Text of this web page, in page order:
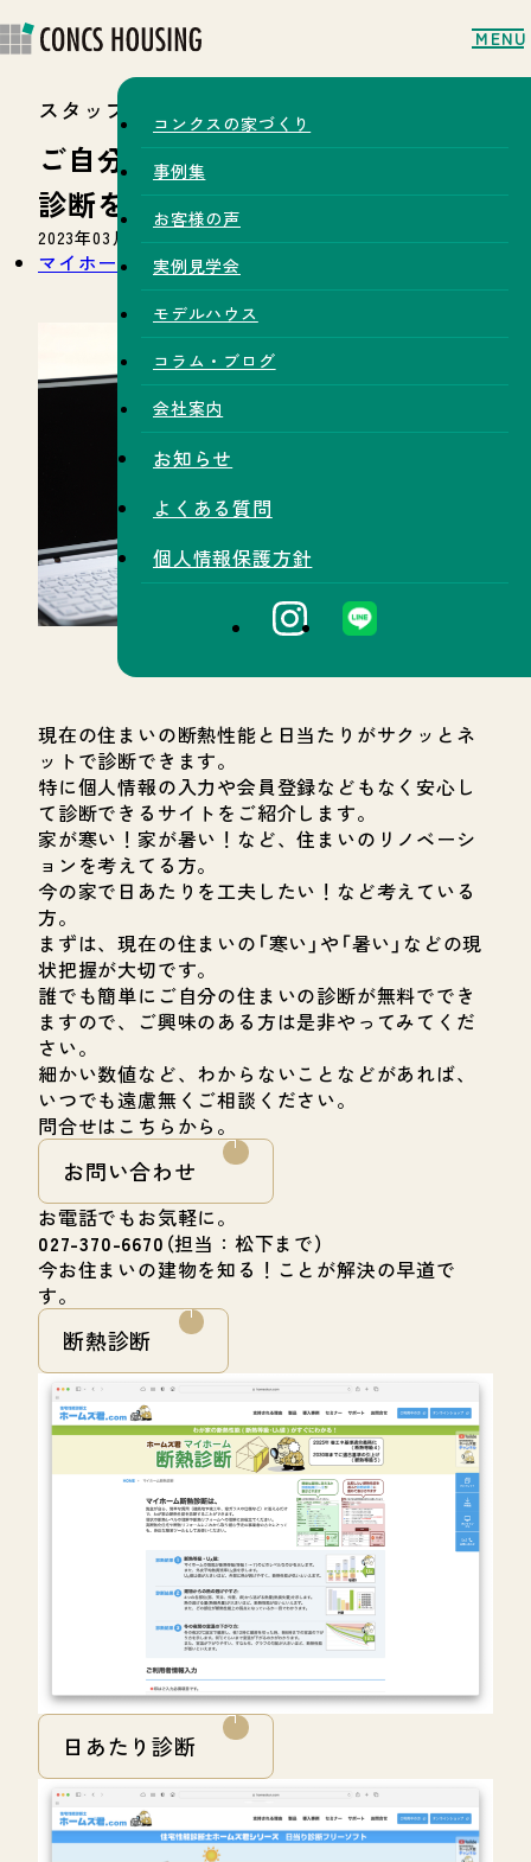
MENU
コンクスの家づくり
事例集
お客様の声
実例見学会
モデルハウス
コラム・ブログ
会社案内
お知らせ
よくある質問
個人情報保護方針
スタッフブログ
ご自分で簡単に出来るマイホーム
診断をしてみませんか？
2023年03月25日
マイホーム診断リノベージョン
現在の住まいの断熱性能と日当たりがサクッとネ
ットで診断できます。
特に個人情報の入力や会員登録などもなく安心し
て診断できるサイトをご紹介します。
家が寒い！家が暑い！など、住まいのリノベーシ
ョンを考えてる方。
今の家で日あたりを工夫したい！など考えている
方。
まずは、現在の住まいの「寒い」や「暑い」などの現
状把握が大切です。
誰でも簡単にご自分の住まいの診断が無料ででき
ますので、ご興味のある方は是非やってみてくだ
さい。
細かい数値など、わからないことなどがあれば、
いつでも遠慮無くご相談ください。
問合せはこちらから。
お問い合わせ
お電話でもお気軽に。
027-370-6670 （担当：松下まで）
今お住まいの建物を知る！ことが解決の早道で
す。
断熱診断
日あたり診断